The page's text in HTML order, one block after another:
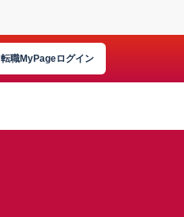
転職MyPageログイン